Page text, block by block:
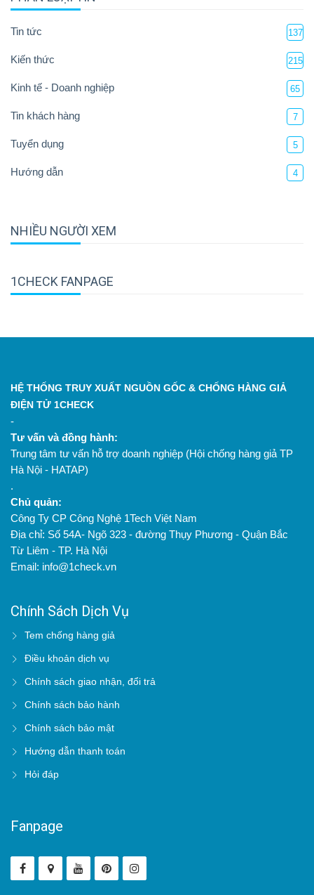
Tin tức 137
Kiến thức 215
Kinh tế - Doanh nghiệp 65
Tin khách hàng 7
Tuyển dụng 5
Hướng dẫn 4
NHIỀU NGƯỜI XEM
1CHECK FANPAGE
HỆ THỐNG TRUY XUẤT NGUỒN GỐC & CHỐNG HÀNG GIẢ
ĐIỆN TỬ 1CHECK
-
Tư vấn và đồng hành:
Trung tâm tư vấn hỗ trợ doanh nghiệp (Hội chống hàng giả TP
Hà Nội - HATAP)
.
Chủ quản:
Công Ty CP Công Nghệ 1Tech Việt Nam
Địa chỉ: Số 54A- Ngõ 323 - đường Thụy Phương - Quận Bắc
Từ Liêm - TP. Hà Nội
Email: info@1check.vn
Chính Sách Dịch Vụ
Tem chống hàng giả
Điều khoản dịch vụ
Chính sách giao nhận, đổi trả
Chính sách bảo hành
Chính sách bảo mật
Hướng dẫn thanh toán
Hỏi đáp
Fanpage